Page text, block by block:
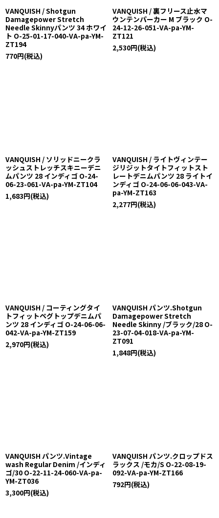
VANQUISH / Shotgun
Damagepower Stretch
Needle Skinnyパンツ 34 ホワイ
ト O-25-01-17-040-VA-pa-YM-
ZT194
770円(税込)
VANQUISH / 裏フリース止水マ
ウンテンパーカー M ブラック O-
24-12-26-051-VA-pa-YM-
ZT121
2,530円(税込)
VANQUISH / ソリッドニークラ
ッシュストレッチスキニーデニ
ムパンツ 28 インディゴ O-24-
06-23-061-VA-pa-YM-ZT104
1,683円(税込)
VANQUISH / ライトヴィンテー
ジリジットタイトフィットスト
レートデニムパンツ 28 ライトイ
ンディゴ O-24-06-06-043-VA-
pa-YM-ZT163
2,277円(税込)
VANQUISH / コーティングタイ
トフィットペグトップデニムパ
ンツ 28 インディゴ O-24-06-06-
042-VA-pa-YM-ZT159
2,970円(税込)
VANQUISH パンツ.Shotgun
Damagepower Stretch
Needle Skinny /ブラック/28 O-
23-07-04-018-VA-pa-YM-
ZT091
1,848円(税込)
VANQUISH パンツ.Vintage
wash Regular Denim /インディ
ゴ/30 O-22-11-24-060-VA-pa-
YM-ZT036
3,300円(税込)
VANQUISH パンツ.クロップドス
ラックス /モカ/S O-22-08-19-
092-VA-pa-YM-ZT166
792円(税込)